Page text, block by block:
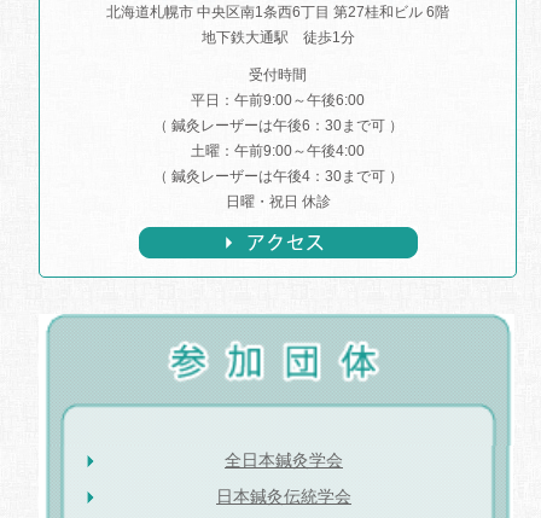
北海道札幌市 中央区南1条西6丁目 第27桂和ビル 6階
地下鉄大通駅 徒歩1分
受付時間
平日：午前9:00～午後6:00
（ 鍼灸レーザーは午後6：30まで可 ）
土曜：午前9:00～午後4:00
（ 鍼灸レーザーは午後4：30まで可 ）
日曜・祝日 休診
全日本鍼灸学会
日本鍼灸伝統学会